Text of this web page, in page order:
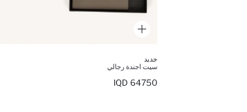
جديد
سيت اجندة رجالي
64750 IQD